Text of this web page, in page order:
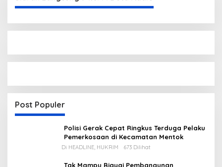
Post Populer
Polisi Gerak Cepat Ringkus Terduga Pelaku
Pemerkosaan di Kecamatan Mentok
Di HEADLINE, HUKRIM 673 Dilihat
Tak Mampu Biayai Pembangunan